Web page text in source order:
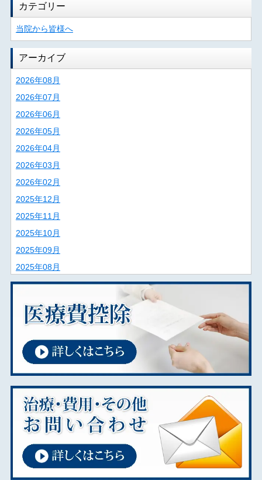
カテゴリー
当院から皆様へ
アーカイブ
2026年08月
2026年07月
2026年06月
2026年05月
2026年04月
2026年03月
2026年02月
2025年12月
2025年11月
2025年10月
2025年09月
2025年08月
2025年07月
2025年02月
2024年12月
2024年09月
2024年08月
2024年07月
2024年01月
2023年11月
2023年02月